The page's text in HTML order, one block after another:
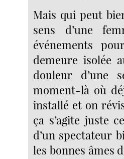
Mais qui peut
sens d’une
événements
demeure isolée
douleur d’une
moment-là où
installé et on
ça s’agite juste
d’un spectateur
les bonnes âmes